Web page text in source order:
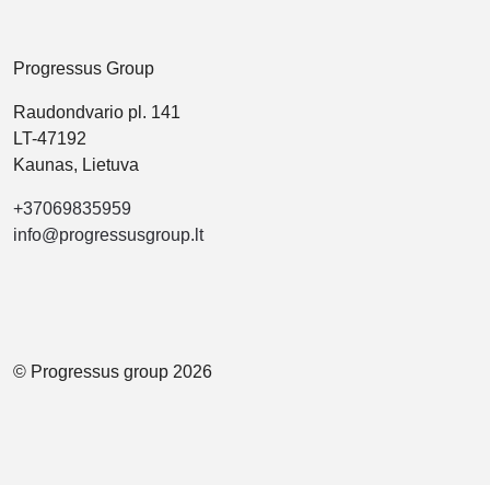
Progressus Group
Raudondvario pl. 141
LT-47192
Kaunas, Lietuva
+37069835959
info@progressusgroup.lt
© Progressus group 2026